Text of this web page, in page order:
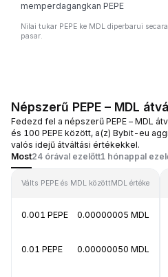
memperdagangkan PEPE
Nilai tukar PEPE ke MDL diperbarui
pasar.
Népszerű PEPE – MDL
Fedezd fel a népszerű PEPE – MDL
és 100 PEPE között, a(z) Bybit-eu
valós idejű átváltási értékekkel.
Most24 órával ezelőtt1 hónappal
Válts PEPE és MDL közöttMDL értéke
0.001 PEPE 0.00000005 MDL
0.01 PEPE 0.00000050 MDL